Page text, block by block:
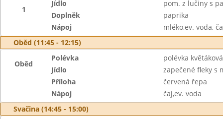
1
Jídlo
pom. z lučiny s
Doplněk
paprika
Nápoj
mléko,ev. voda,
Oběd (11:45 - 12:15)
Oběd
Polévka
polévka květáková
Jídlo
zapečené fleky s
Příloha
červená řepa
Nápoj
čaj,ev. voda
Svačina (14:45 - 15:00)